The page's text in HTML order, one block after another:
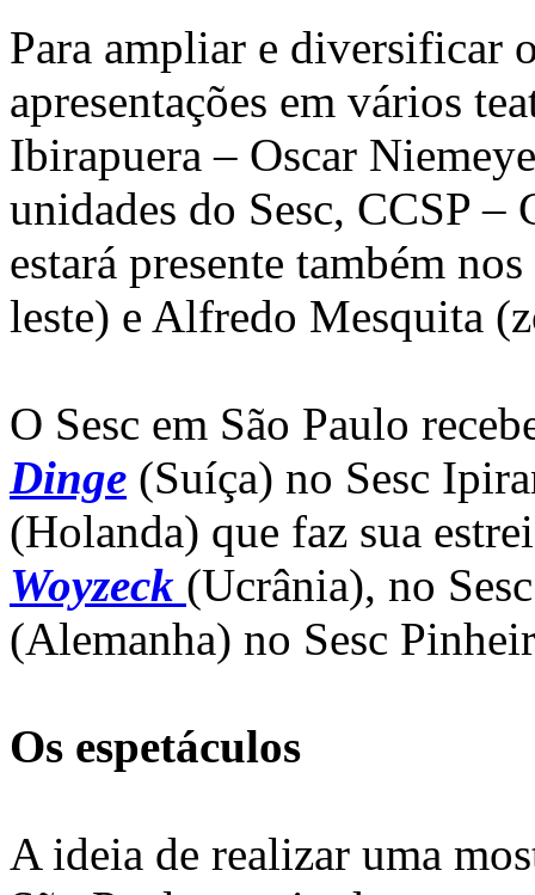
Para ampliar e diversificar
apresentações em vários
Ibirapuera – Oscar
unidades do Sesc, CCSP
estará presente também
leste) e Alfredo Mesquita
O Sesc em São Paulo
Dinge (Suíça) no Sesc
(Holanda) que faz sua
Woyzeck (Ucrânia), no
(Alemanha) no Sesc
Os espetáculos
A ideia de realizar uma